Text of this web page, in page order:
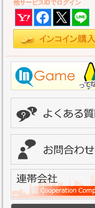
他サービスIDでログイン